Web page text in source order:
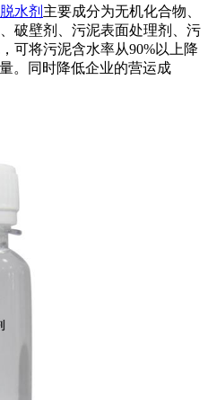
水剂 主要成分为无机化合物、
破壁剂、污泥表面处理剂、污
可将污泥含水率从90%以上降
。同时降低企业的营运成